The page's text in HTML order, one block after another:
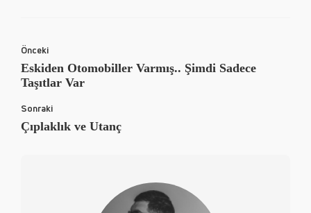
Önceki
Eskiden Otomobiller Varmış.. Şimdi Sadece
Taşıtlar Var
Sonraki
Çıplaklık ve Utanç